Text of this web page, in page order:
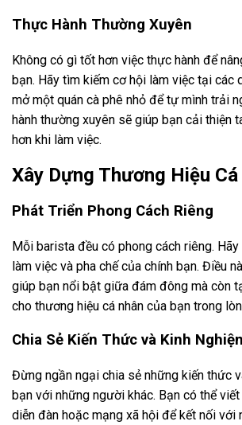
Thực Hành Thường Xuyên
Không có gì tốt hơn việc thực hành để
bạn. Hãy tìm kiếm cơ hội làm việc tại các
mở một quán cà phê nhỏ để tự mình trải
hành thường xuyên sẽ giúp bạn cải thiện
hơn khi làm việc.
Xây Dựng Thương Hiệu Cá
Phát Triển Phong Cách Riêng
Mỗi barista đều có phong cách riêng.
làm việc và pha chế của chính bạn. Điều
giúp bạn nổi bật giữa đám đông mà còn
cho thương hiệu cá nhân của bạn trong
Chia Sẻ Kiến Thức và Kinh
Đừng ngần ngại chia sẻ những kiến thức
bạn với những người khác. Bạn có thể
diễn đàn hoặc mạng xã hội để kết nối với